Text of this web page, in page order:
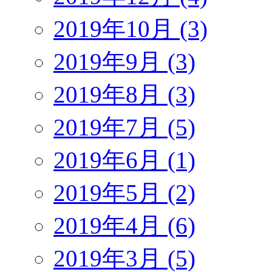
2019年10月 (3)
2019年9月 (3)
2019年8月 (3)
2019年7月 (5)
2019年6月 (1)
2019年5月 (2)
2019年4月 (6)
2019年3月 (5)